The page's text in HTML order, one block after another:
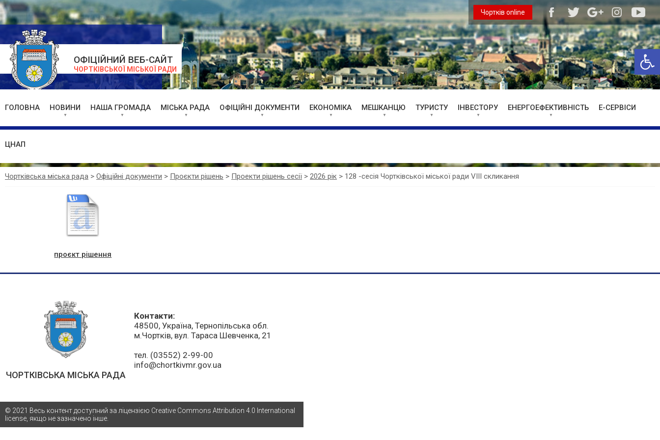
ОФІЦІЙНИЙ ВЕБ-САЙТ
ЧОРТКІВСЬКОЇ МІСЬКОЇ РАДИ
Чортків online
ГОЛОВНА НОВИНИ НАША ГРОМАДА МІСЬКА РАДА ОФІЦІЙНІ ДОКУМЕНТИ ЕКОНОМІКА МЕШКАНЦЮ ТУРИСТУ ІНВЕСТОРУ ЕНЕРГОЕФЕКТИВНІСТЬ Е-СЕРВІСИ
ЦНАП
Чортківська міська рада > Офіційні документи > Проєкти рішень > Проекти рішень сесії > 2026 рік > 128 -сесія Чортківської міської ради VIII скликання
проєкт рішення
ЧОРТКІВСЬКА МІСЬКА РАДА
Контакти:
48500, Україна, Тернопільська обл.
м.Чортків, вул. Тараса Шевченка, 21
тел. (03552) 2-99-00
info@chortkivmr.gov.ua
© 2021 Весь контент доступний за ліцензією Creative Commons Attribution 4.0 International
license, якщо не зазначено інше.